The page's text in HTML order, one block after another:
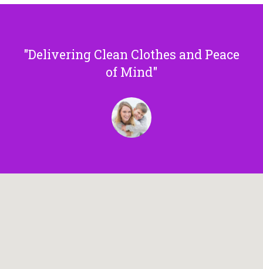
Delivering Clean Clothes and Peace
of Mind